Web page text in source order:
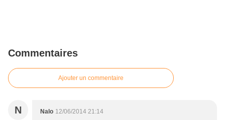
Commentaires
Ajouter un commentaire
N Nalo 12/06/2014 21:14